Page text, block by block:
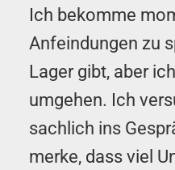
Ich bekomme
Anfeindungen zu
Lager gibt, aber
umgehen. Ich
sachlich ins
merke, dass viel